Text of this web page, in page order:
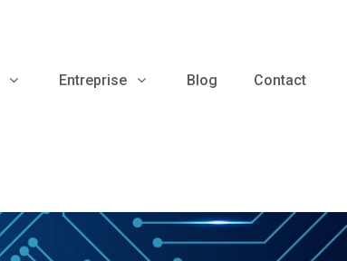
Entreprise Blog Contact